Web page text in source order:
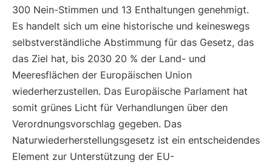
300 Nein-Stimmen und 13 Enthaltungen genehmigt.
Es handelt sich um eine historische und keineswegs
selbstverständliche Abstimmung für das Gesetz, das
das Ziel hat, bis 2030 20 % der Land- und
Meeresflächen der Europäischen Union
wiederherzustellen. Das Europäische Parlament hat
somit grünes Licht für Verhandlungen über den
Verordnungsvorschlag gegeben. Das
Naturwiederherstellungsgesetz ist ein entscheidendes
Element zur Unterstützung der EU-